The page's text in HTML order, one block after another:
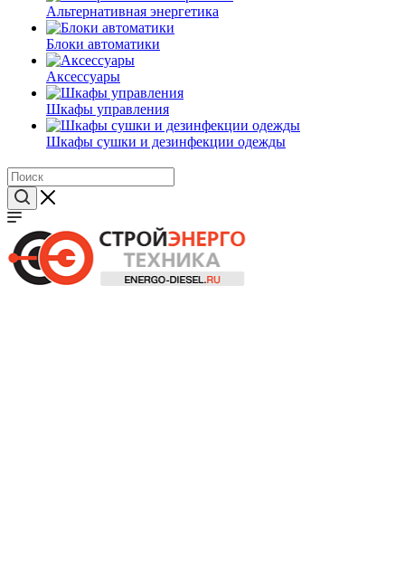
Альтернативная энергетика
Блоки автоматики
Аксессуары
Шкафы управления
Шкафы сушки и дезинфекции одежды